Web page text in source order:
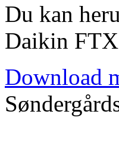
Du kan
Daikin
Download